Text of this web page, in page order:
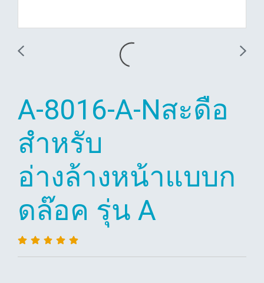
A-8016-A-Nสะดือ
สำหรับ
อ่างล้างหน้าแบบก
ดล๊อค รุ่น A